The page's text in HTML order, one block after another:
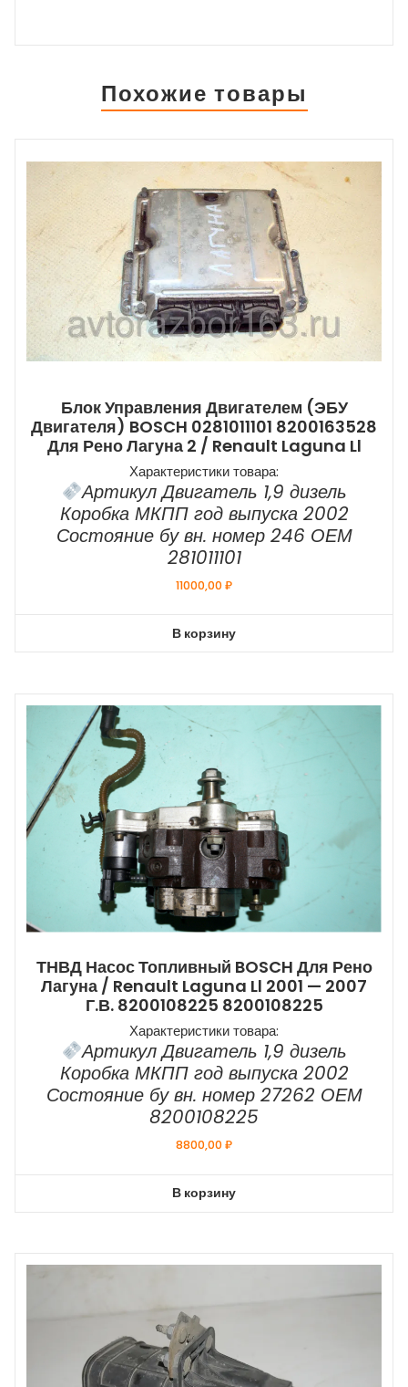
Похожие товары
Блок Управления Двигателем (ЭБУ
Двигателя) BOSCH 0281011101 8200163528
Для Рено Лагуна 2 / Renault Laguna Ll
Характеристики товара:
Артикул Двигатель 1,9 дизель
Коробка МКПП год выпуска 2002
Состояние бу вн. номер 246 ОЕМ
281011101
11000,00₽
В корзину
ТНВД Насос Топливный BOSCH Для Рено
Лагуна / Renault Laguna Ll 2001 — 2007
Г.в. 8200108225 8200108225
Характеристики товара:
Артикул Двигатель 1,9 дизель
Коробка МКПП год выпуска 2002
Состояние бу вн. номер 27262 ОЕМ
8200108225
8800,00₽
В корзину